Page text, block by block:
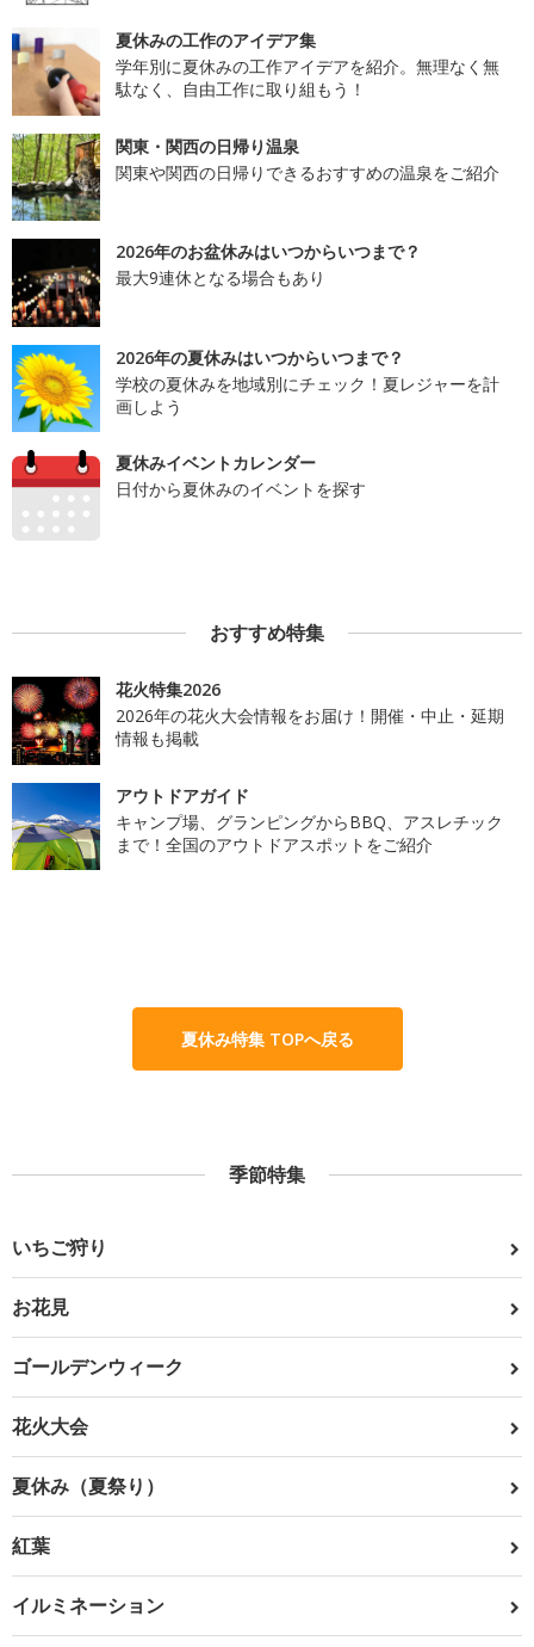
夏休みの工作のアイデア集
学年別に夏休みの工作アイデアを紹介。無理なく無
駄なく、自由工作に取り組もう！
関東・関西の日帰り温泉
関東や関西の日帰りできるおすすめの温泉をご紹介
2026年のお盆休みはいつからいつまで？
最大9連休となる場合もあり
2026年の夏休みはいつからいつまで？
学校の夏休みを地域別にチェック！夏レジャーを計
画しよう
夏休みイベントカレンダー
日付から夏休みのイベントを探す
おすすめ特集
花火特集2026
2026年の花火大会情報をお届け！開催・中止・延期
情報も掲載
アウトドアガイド
キャンプ場、グランピングからBBQ、アスレチック
まで！全国のアウトドアスポットをご紹介
夏休み特集 TOPへ戻る
季節特集
いちご狩り
お花見
ゴールデンウィーク
花火大会
夏休み（夏祭り）
紅葉
イルミネーション